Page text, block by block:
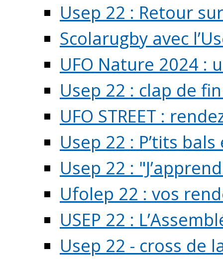
Usep 22 : Retour
Scolarugby avec
UFO Nature 2024 :
Usep 22 : clap de
UFO STREET :
Usep 22 : P’tits
Usep 22 :
Ufolep 22 : vos
USEP 22 :
Usep 22 - cross de